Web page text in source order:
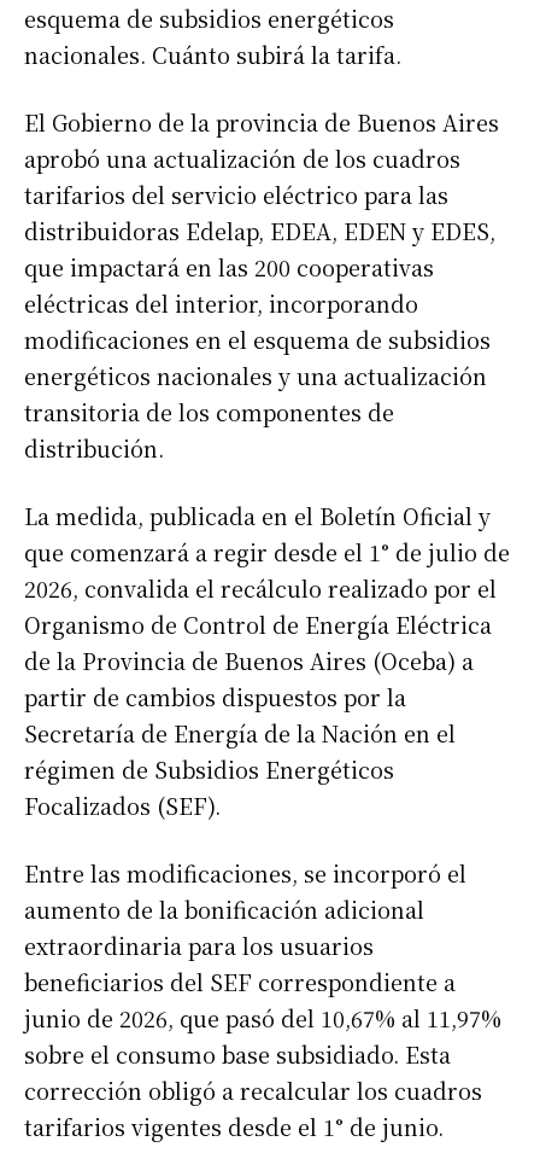
esquema de subsidios energéticos
nacionales. Cuánto subirá la tarifa.
El Gobierno de la provincia de Buenos Aires
aprobó una actualización de los cuadros
tarifarios del servicio eléctrico para las
distribuidoras Edelap, EDEA, EDEN y EDES,
que impactará en las 200 cooperativas
eléctricas del interior, incorporando
modificaciones en el esquema de subsidios
energéticos nacionales y una actualización
transitoria de los componentes de
distribución.
La medida, publicada en el Boletín Oficial y
que comenzará a regir desde el 1° de julio de
2026, convalida el recálculo realizado por el
Organismo de Control de Energía Eléctrica
de la Provincia de Buenos Aires (Oceba) a
partir de cambios dispuestos por la
Secretaría de Energía de la Nación en el
régimen de Subsidios Energéticos
Focalizados (SEF).
Entre las modificaciones, se incorporó el
aumento de la bonificación adicional
extraordinaria para los usuarios
beneficiarios del SEF correspondiente a
junio de 2026, que pasó del 10,67% al 11,97%
sobre el consumo base subsidiado. Esta
corrección obligó a recalcular los cuadros
tarifarios vigentes desde el 1° de junio.